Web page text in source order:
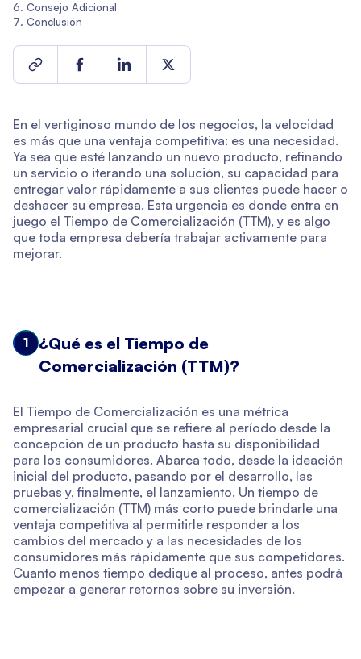
En el vertiginoso mundo de los negocios, la velocidad
es más que una ventaja competitiva: es una necesidad.
Ya sea que esté lanzando un nuevo producto, refinando
un servicio o iterando una solución, su capacidad para
entregar valor rápidamente a sus clientes puede hacer o
deshacer su empresa. Esta urgencia es donde entra en
juego el Tiempo de Comercialización (TTM), y es algo
que toda empresa debería trabajar activamente para
mejorar.
1
¿Qué es el Tiempo de
Comercialización (TTM)?
El Tiempo de Comercialización es una métrica
empresarial crucial que se refiere al período desde la
concepción de un producto hasta su disponibilidad
para los consumidores. Abarca todo, desde la ideación
inicial del producto, pasando por el desarrollo, las
pruebas y, finalmente, el lanzamiento. Un tiempo de
comercialización (TTM) más corto puede brindarle una
ventaja competitiva al permitirle responder a los
cambios del mercado y a las necesidades de los
consumidores más rápidamente que sus competidores.
Cuanto menos tiempo dedique al proceso, antes podrá
empezar a generar retornos sobre su inversión.
Consejo Adicional
Conclusión